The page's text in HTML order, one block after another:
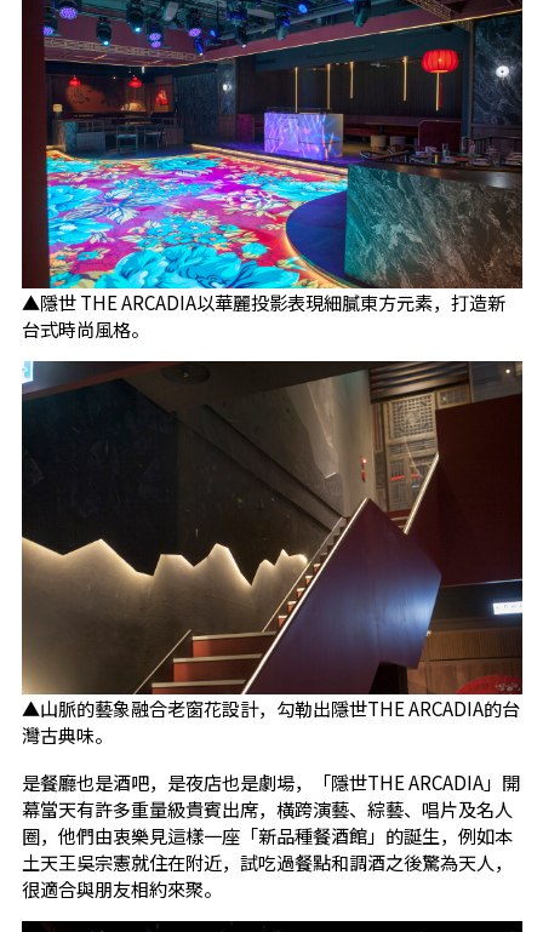
▲隱世 THE ARCADIA以華麗投影表現細膩東方元素，打造新
台式時尚風格。
▲山脈的藝象融合老窗花設計，勾勒出隱世THE ARCADIA的台
灣古典味。
是餐廳也是酒吧，是夜店也是劇場，「隱世THE ARCADIA」開
幕當天有許多重量級貴賓出席，橫跨演藝、綜藝、唱片及名人
圈，他們由衷樂見這樣一座「新品種餐酒館」的誕生，例如本
土天王吳宗憲就住在附近，試吃過餐點和調酒之後驚為天人，
很適合與朋友相約來聚。